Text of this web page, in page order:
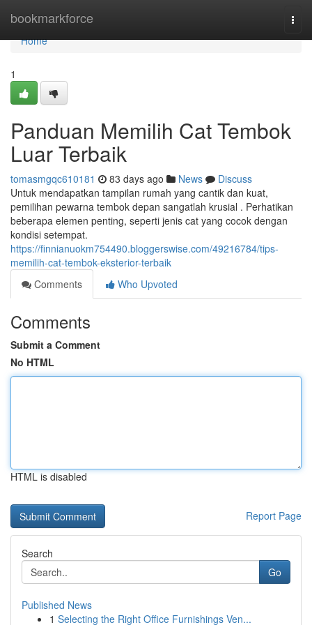
bookmarkforce
Home
Home
1
Panduan Memilih Cat Tembok
Luar Terbaik
tomasmgqc610181 83 days ago News
Discuss
Untuk mendapatkan tampilan rumah yang cantik dan kuat,
pemilihan pewarna tembok depan sangatlah krusial . Perhatikan
beberapa elemen penting, seperti jenis cat yang cocok dengan
kondisi setempat.
https://finnianuokm754490.bloggerswise.com/49216784/tips-
memilih-cat-tembok-eksterior-terbaik
Comments
Who Upvoted
Comments
Submit a Comment
No HTML
HTML is disabled
Report Page
Search
Go
Published News
1 Selecting the Right Office Furnishings Ven...